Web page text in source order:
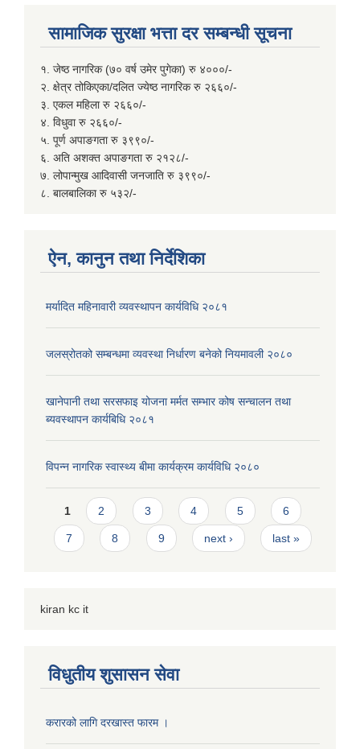
सामाजिक सुरक्षा भत्ता दर सम्बन्धी सूचना
१. जेष्ठ नागरिक (७० वर्ष उमेर पुगेका) रु ४०००/-
२. क्षेत्र तोकिएका/दलित ज्येष्ठ नागरिक रु २६६०/-
३. एकल महिला रु २६६०/-
४. विधुवा रु २६६०/-
५. पूर्ण अपाङगता रु ३९९०/-
६. अति अशक्त अपाङगता रु २१२८/-
७. लोपान्मुख आदिवासी जनजाति रु ३९९०/-
८. बालबालिका रु ५३२/-
ऐन, कानुन तथा निर्देशिका
मर्यादित महिनावारी व्यवस्थापन कार्यविधि २०८१
जलस्रोतको सम्बन्धमा व्यवस्था निर्धारण बनेको नियमावली २०८०
खानेपानी तथा सरसफाइ योजना मर्मत सम्भार कोष सन्चालन तथा
ब्यवस्थापन कार्यबिधि २०८१
विपन्न नागरिक स्वास्थ्य बीमा कार्यक्रम कार्यविधि २०८०
Pages
1 2 3 4 5 6
7 8 9 next › last »
kiran kc it
विधुतीय शुसासन सेवा
करारको लागि दरखास्त फारम ।